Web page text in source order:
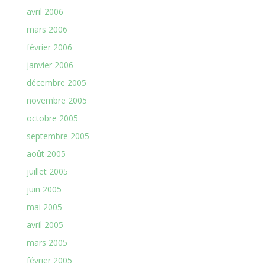
avril 2006
mars 2006
février 2006
janvier 2006
décembre 2005
novembre 2005
octobre 2005
septembre 2005
août 2005
juillet 2005
juin 2005
mai 2005
avril 2005
mars 2005
février 2005